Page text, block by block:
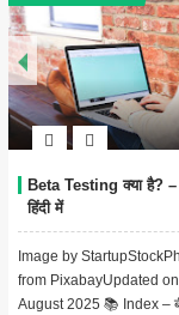
Beta Testing क्या है?
हिंदी में
Image by
from PixabayUpdated
August 2025 📚 Index –